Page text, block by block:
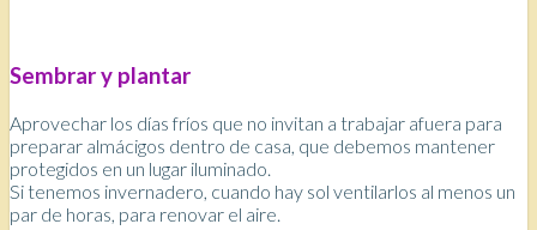
Sembrar y plantar
Aprovechar los días fríos que no invitan a trabajar afuera para
preparar almácigos dentro de casa, que debemos mantener
protegidos en un lugar iluminado.
Si tenemos invernadero, cuando hay sol ventilarlos al menos un
par de horas, para renovar el aire.